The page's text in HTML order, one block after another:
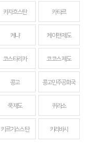
카자흐스탄 카타르
케냐 케이맨 제도
코스타리카 코코스 제도
콩고 콩고민주공화국
쿡 제도 퀴라소
키르기스스탄 키리바시